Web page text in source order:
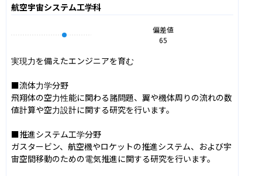
航空宇宙システム工学科
偏差値
65
実現力を備えたエンジニアを育む
■流体力学分野
飛翔体の空力性能に関わる諸問題、翼や機体周りの流れの数
値計算や空力設計に関する研究を行います。
■推進システム工学分野
ガスタービン、航空機やロケットの推進システム、および宇
宙空間移動のための電気推進に関する研究を行います。